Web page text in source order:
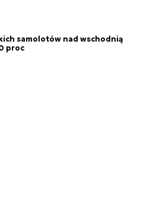
samolotów nad wschodnią
proc